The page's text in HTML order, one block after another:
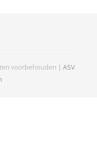
voorbehouden | ASV